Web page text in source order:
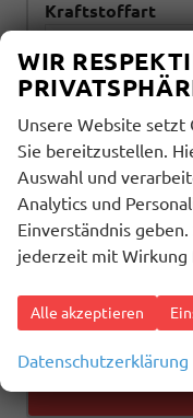
Kraftstoffart
Getriebeart
alles ausgewählt
WIR
Unsere Website setzt
Sie bereitzustellen.
Auswahl und
Analytics und
Einverständnis
jederzeit mit Wirkung
Alle akzeptieren
Datenschutzerklärung